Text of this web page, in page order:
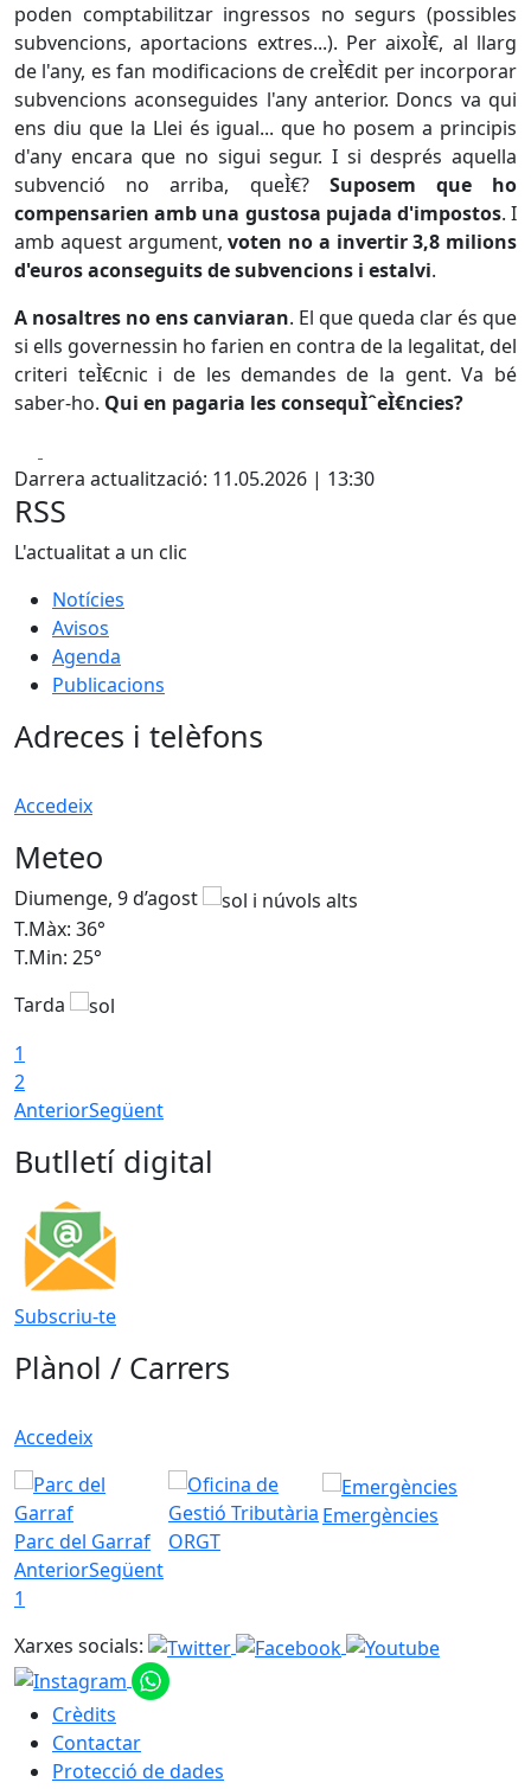
poden comptabilitzar ingressos no segurs (possibles
subvencions, aportacions extres...). Per aixoÌ€, al llarg
de l'any, es fan modificacions de creÌ€dit per incorporar
subvencions aconseguides l'any anterior. Doncs va qui
ens diu que la Llei és igual... que ho posem a principis
d'any encara que no sigui segur. I si després aquella
subvenció no arriba, queÌ€? Suposem que ho
compensarien amb una gustosa pujada d'impostos. I
amb aquest argument,voten no a invertir 3,8 milions
d'euros aconseguits de subvencions i estalvi.
A nosaltres no ens canviaran. El que queda clar és que
si ells governessin ho farien en contra de la legalitat, del
criteri teÌ€cnic i de les demandes de la gent. Va bé
saber-ho. Qui en pagaria les consequÌˆeÌ€ncies?
Darrera actualització: 11.05.2026 | 13:30
RSS
L'actualitat a un clic
Notícies
Avisos
Agenda
Publicacions
Adreces i telèfons
Accedeix
Meteo
Diumenge, 9 d’agost
T.Màx: 36°
T.Min: 25°
Tarda
1
2
AnteriorSegüent
Butlletí digital
Subscriu-te
Plànol / Carrers
Accedeix
Parc del Garraf ORGT
Emergències
AnteriorSegüent
1
Xarxes socials:
Crèdits
Contactar
Protecció de dades